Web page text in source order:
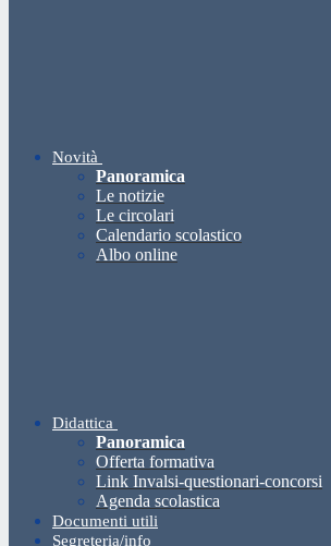
Novità
Panoramica
Le notizie
Le circolari
Calendario scolastico
Albo online
Didattica
Panoramica
Offerta formativa
Link Invalsi-questionari-concorsi
Agenda scolastica
Documenti utili
Segreteria/info